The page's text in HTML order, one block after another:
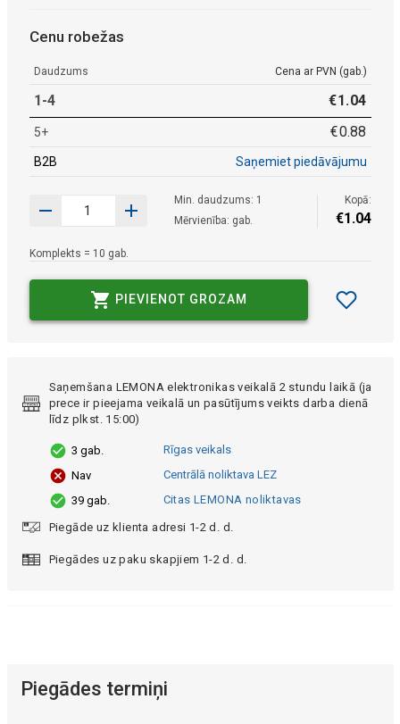
Cenu robežas
Daudzums Cena ar PVN (gab.)
1-4 €1.04
5+ €0.88
B2B Saņemiet piedāvājumu
Min. daudzums: 1
Mērvienība: gab.
Kopā:
€1.04
Komplekts = 10 gab.
PIEVIENOT GROZAM
Saņemšana LEMONA elektronikas veikalā 2 stundu laikā (ja
prece ir pieejama veikalā un pasūtījums veikts darba dienā
līdz plkst. 15:00)
3 gab.
Rīgas veikals
Nav
Centrālā noliktava LEZ
39 gab.
Citas LEMONA noliktavas
Piegāde uz klienta adresi 1-2 d. d.
Piegādes uz paku skapjiem 1-2 d. d.
Piegādes termiņi